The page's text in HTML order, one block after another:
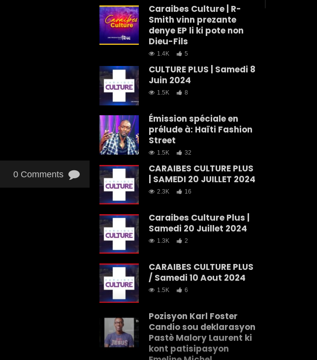
0 Comments
Caraibes Culture | R-
Smith vinn prezante
denye EP li ki pote non
Dieu-Fils
1.4K 5
CULTURE PLUS | Samedi 8
Juin 2024
1.5K 8
Émission spéciale en
prélude à: Haïti Fashion
Street
1.5K 32
CARAIBES CULTURE PLUS
| SAMEDI 20 JUILLET 2024
2.3K 16
Caraibes Culture Plus |
Samedi 20 Juillet 2024
1.3K 2
CARAIBES CULTURE PLUS
/ Samedi 10 Aout 2024
1.5K 6
Pozisyon Karl Foster
Candio sou deklarasyon
Pastè Malory Laurent ki
kont patisipasyon